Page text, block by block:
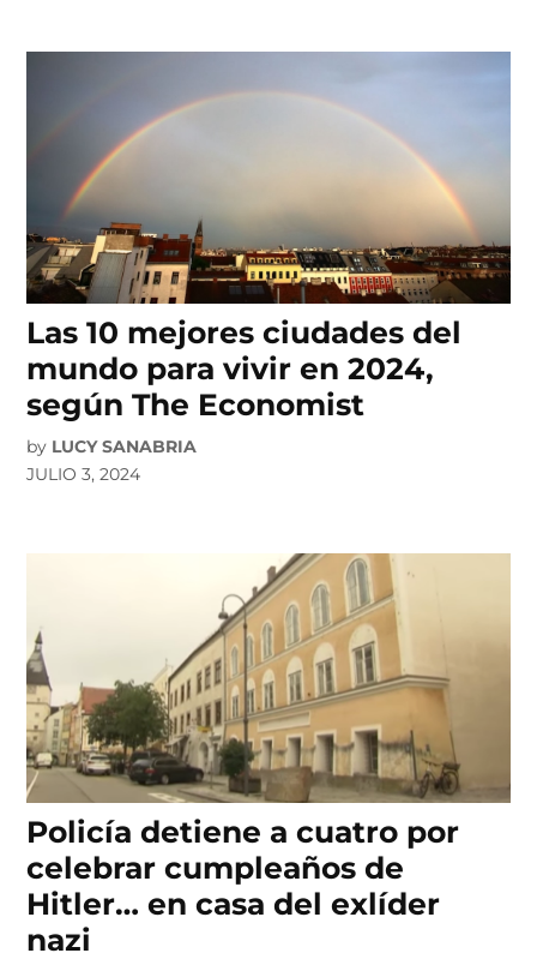
Las 10 mejores ciudades del
mundo para vivir en 2024,
según The Economist
by LUCY SANABRIA
JULIO 3, 2024
Policía detiene a cuatro por
celebrar cumpleaños de
Hitler… en casa del exlíder
nazi